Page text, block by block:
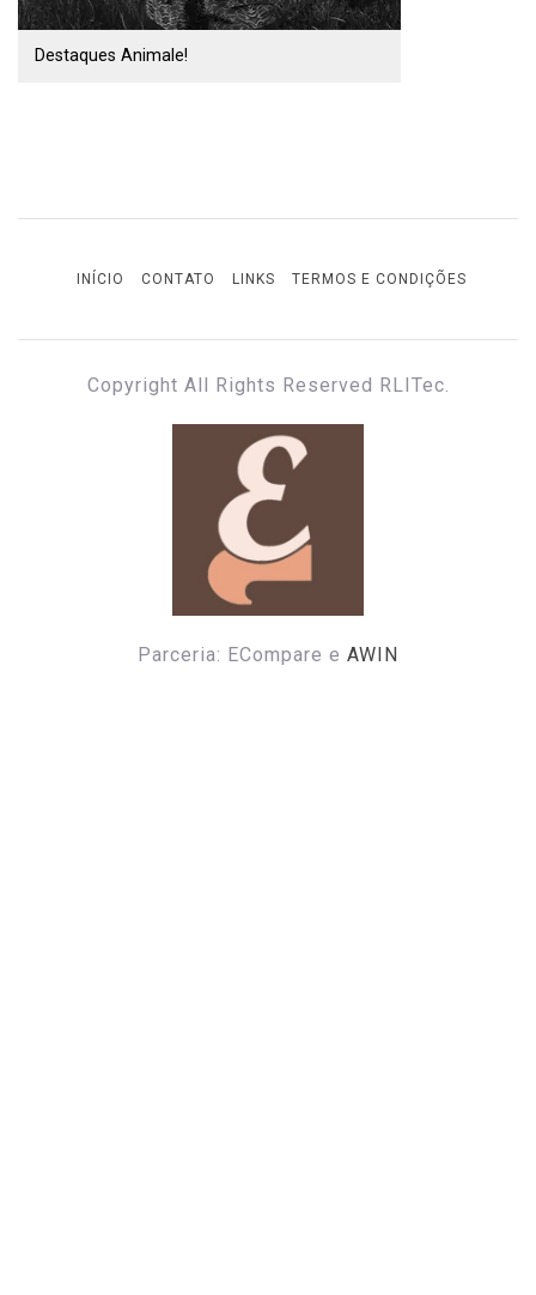
Destaques Animale!
INÍCIO CONTATO LINKS TERMOS E CONDIÇÕES
Copyright All Rights Reserved RLITec.
ECOMPARE E ECONOMIZE
Marketplaces brasileiros
Parceria: ECompare e AWIN